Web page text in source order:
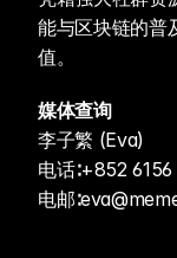
能与区块链的普
值。
媒体查询
李子繁 (Eva)
电话∶+852
电邮